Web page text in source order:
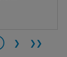
❯ ❯❯